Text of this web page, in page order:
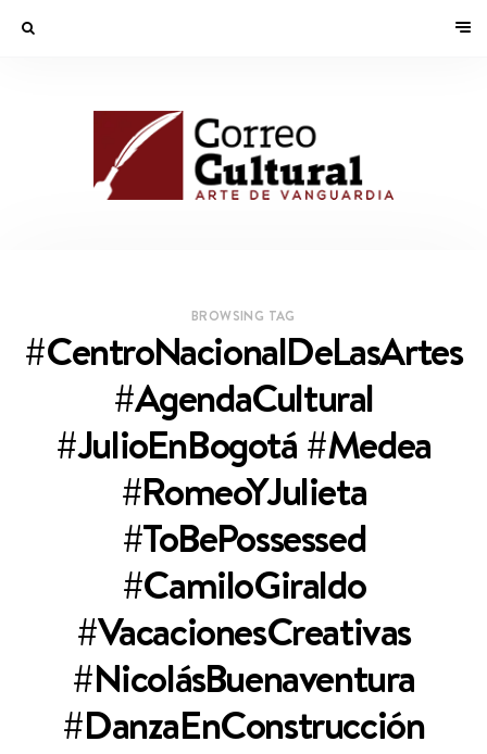
BROWSING TAG
#CentroNacionalDeLasArtes
#AgendaCultural
#JulioEnBogotá #Medea
#RomeoYJulieta
#ToBePossessed
#CamiloGiraldo
#VacacionesCreativas
#NicolásBuenaventura
#DanzaEnConstrucción